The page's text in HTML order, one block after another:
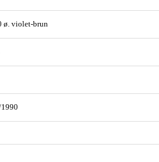
ø. violet-brun